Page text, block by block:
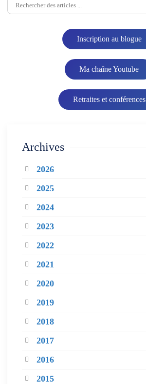
Inscription au blogue
Ma chaîne Youtube
Retraites et conférences
Archives
2026
2025
2024
2023
2022
2021
2020
2019
2018
2017
2016
2015